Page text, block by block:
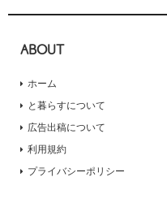
ABOUT
ホーム
と暮らすについて
広告出稿について
利用規約
プライバシーポリシー